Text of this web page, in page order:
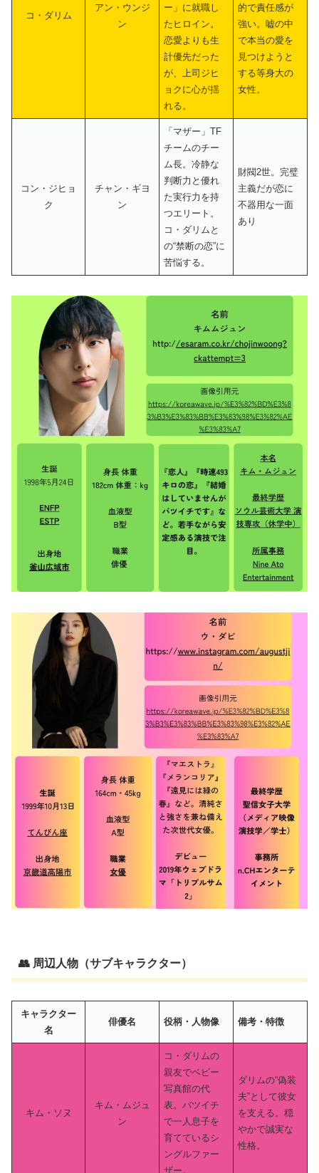
コ・ダリム
アン・ウンジ
ン
ー」に就職し
たヒロイン。
恋愛よりも生
計優先だった
が、上司ジヒ
ョクに心が揺
れる。
的で責任感が
強い。嘘の中
で本当の愛を
見つけようと
する等身大の
女性。
コン・ジヒョ
ク
チャン・ギヨ
ン
「マザー」TF
チームのチー
ム長。冷静な
判断力と優れ
た実行力を持
つエリート。
コ・ダリムと
の“禁断の恋”に
苦悩する。
財閥2世。完璧
主義だが恋に
不器用な一面
あり
👥 周辺人物（サブキャラクター）
キャラクター
名
俳優名 役柄・人物像 備考・特徴
キム・ソヌ
キム・ムジュ
ン
コ・ダリムの
親友でベビー
写真館の代
表。バツイチ
で一人息子を
育てているシ
ングルファー
ザー。
ダリムの“偽装
夫”として彼女
を支える。穏
やかで誠実な
性格。